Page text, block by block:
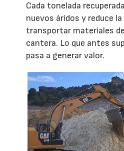
Cada tonelada
nuevos áridos y reduce
transportar materiales
cantera. Lo que antes
pasa a generar valor.